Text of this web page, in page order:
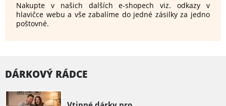
Nakupte v našich dalších e-shopech viz. odkazy v
hlavičce webu a vše zabalíme do jedné zásilky za jedno
poštovné.
DÁRKOVÝ RÁDCE